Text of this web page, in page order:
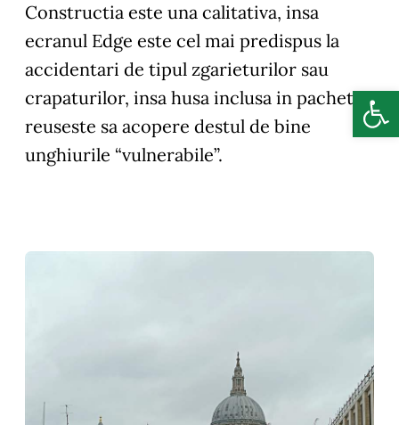
Constructia este una calitativa, insa
ecranul Edge este cel mai predispus la
accidentari de tipul zgarieturilor sau
crapaturilor, insa husa inclusa in pachet
reuseste sa acopere destul de bine
unghiurile “vulnerabile”.